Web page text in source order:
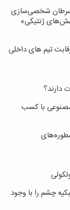
شخصی‌سازی
ژنتیکی»
تدارک میزبانی المپیک فناوری ۲۰۲۶/ رقابت تیم های داخلی
دارند؟
با کسب
چشم را با وجود